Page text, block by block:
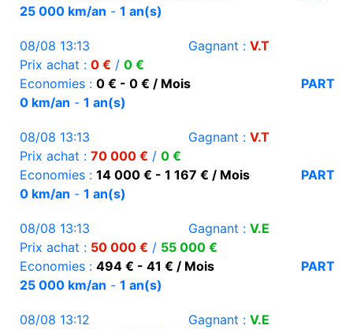
25 000 km/an - 1 an(s)
08/08 13:13 Gagnant : V.T
Prix achat : 0 € / 0 €
Economies : 0 € - 0 € / Mois
PART
0 km/an - 1 an(s)
08/08 13:13 Gagnant : V.T
Prix achat : 70 000 € / 0 €
Economies : 14 000 € - 1 167 € / Mois
PART
0 km/an - 1 an(s)
08/08 13:13 Gagnant : V.E
Prix achat : 50 000 € / 55 000 €
Economies : 494 € - 41 € / Mois
PART
25 000 km/an - 1 an(s)
08/08 13:12 Gagnant : V.E